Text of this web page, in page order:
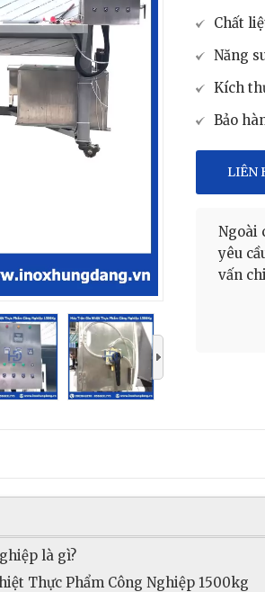
Chất
Năng
Kích
Bảo
LIÊN
Ngoài
yêu
vấn
là gì?
Thực Phẩm Công Nghiệp 1500kg